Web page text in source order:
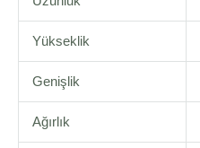
Yükseklik
Genişlik
Ağırlık